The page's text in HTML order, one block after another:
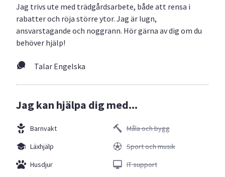
Jag trivs ute med trädgårdsarbete, både att rensa i
rabatter och röja större ytor. Jag är lugn,
ansvarstagande och noggrann. Hör gärna av dig om du
behöver hjälp!
Talar Engelska
Jag kan hjälpa dig med...
Barnvakt
Läxhjälp
Husdjur
Måla och bygg
Sport och musik
IT support